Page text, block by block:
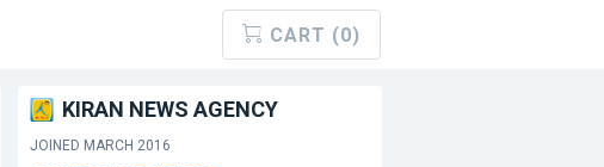
CART (0)
KIRAN NEWS AGENCY
JOINED MARCH 2016